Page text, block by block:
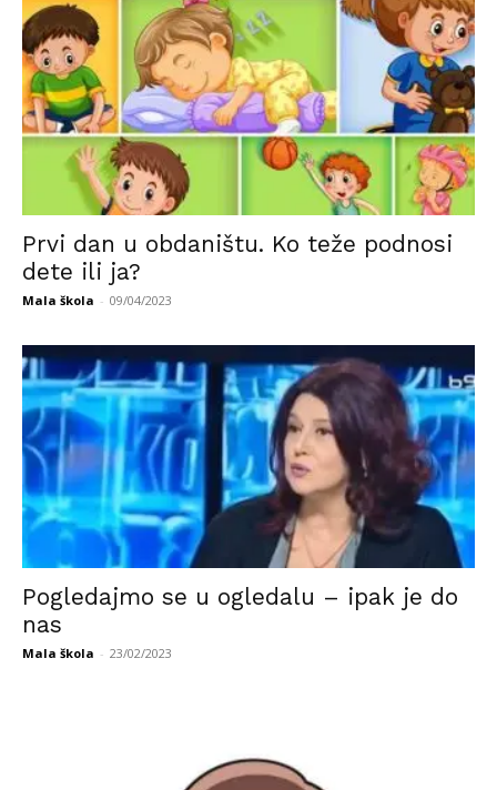
Prvi dan u obdaništu. Ko teže podnosi
dete ili ja?
Mala škola - 09/04/2023
Pogledajmo se u ogledalu – ipak je do
nas
Mala škola - 23/02/2023